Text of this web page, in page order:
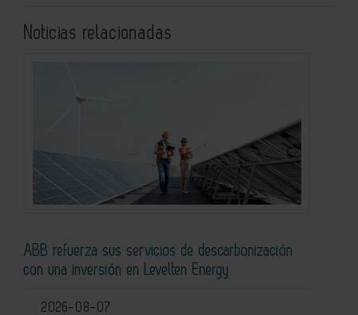
Noticias relacionadas
ABB refuerza sus servicios de descarbonización
con una inversión en Levelten Energy
2026-08-07